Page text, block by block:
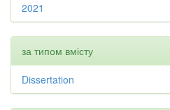
2021
за типом вмісту
Dissertation